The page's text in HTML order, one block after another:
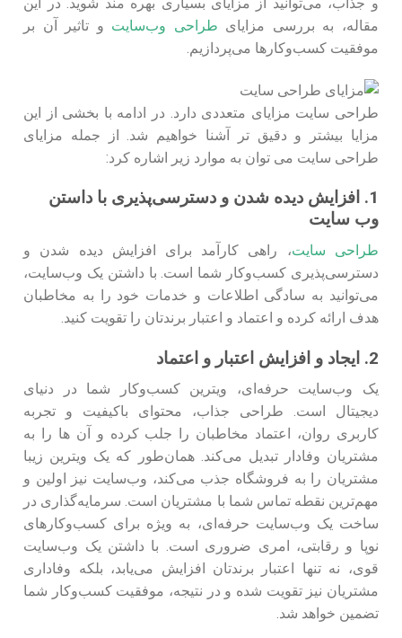
مقاله، به بررسی مزایای طراحی وب‌سایت و تاثیر آن بر
موفقیت کسب‌وکارها می‌پردازیم.
طراحی سایت مزایای متعددی دارد. در ادامه با بخشی از این
مزایا بیشتر و دقیق تر آشنا خواهیم شد. از جمله مزایای
طراحی سایت می توان به موارد زیر اشاره کرد:
1. افزایش دیده شدن و دسترسی‌پذیری با داستن
وب سایت
طراحی سایت، راهی کارآمد برای افزایش دیده شدن و
دسترسی‌پذیری کسب‌وکار شما است. با داشتن یک وب‌سایت،
می‌توانید به سادگی اطلاعات و خدمات خود را به مخاطبان
هدف ارائه کرده و اعتماد و اعتبار برندتان را تقویت کنید.
2. ایجاد و افزایش اعتبار و اعتماد
یک وب‌سایت حرفه‌ای، ویترین کسب‌وکار شما در دنیای
دیجیتال است. طراحی جذاب، محتوای باکیفیت و تجربه
کاربری روان، اعتماد مخاطبان را جلب کرده و آن ها را به
مشتریان وفادار تبدیل می‌کند. همان‌طور که یک ویترین زیبا
مشتریان را به فروشگاه جذب می‌کند، وب‌سایت نیز اولین و
مهم‌ترین نقطه تماس شما با مشتریان است. سرمایه‌گذاری در
ساخت یک وب‌سایت حرفه‌ای، به ویژه برای کسب‌وکارهای
نوپا و رقابتی، امری ضروری است. با داشتن یک وب‌سایت
قوی، نه تنها اعتبار برندتان افزایش می‌یابد، بلکه وفاداری
مشتریان نیز تقویت شده و در نتیجه، موفقیت کسب‌وکار شما
تضمین خواهد شد.